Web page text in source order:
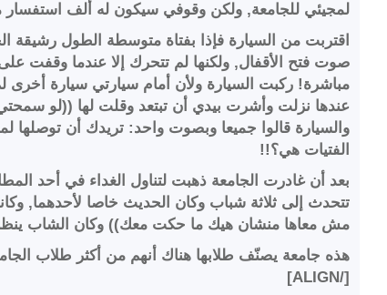
لمجيئي للجامعة, ولكن وقوفي سيكون له ألف استفسار
اقتربت من السيارة فإذا بفتاة متوسطة الطول
صوت فتح الأقفال, ولكنها لم تتحرك إلا عندما وقفت
مباشرة! ركبت السيارة ولأن أمام سيارتي سيارة أخرى
عندها نزلت وأشرت بيدي أن تبتعد وقلت لها ((لو
والسيارة قالوا جميعا وبصوت واحد: تريدك أن توصلها
الفتيات هي؟!!
بعد أن غادرت الجامعة ذهبت لتناول الغداء في أحد
تتحدث إلى ثلاثة شباب وكان الحديث خاصا لأحدهما,
مش معاها منشان هيك ما حكت معك)) وكان الشاب ينظر
هذه جامعة يصنّف طلابها هناك أنهم من أكثر طلاب
[/ALIGN]